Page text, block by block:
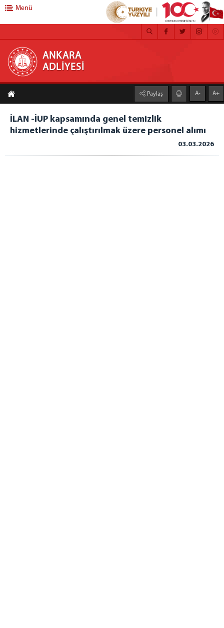
ANKARA ADLİYESİ
ANASAYFA
ADLİYEMİZ
MEDYA İLETİŞİM BÜROSU
BASIN DUYURULARI
Menü
ANKARA
ADLİYESİ
Paylaş A- A+
İLAN -İUP kapsamında genel temizlik
hizmetlerinde çalıştırılmak üzere personel alımı
03.03.2026